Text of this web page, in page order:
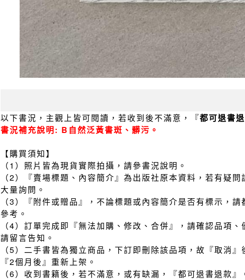
以下書況，主觀上皆可閱讀，若收到後不滿意，『都可退書
書況補充說明: B自然泛黃書斑、髒污。
【購買須知】
（1）照片皆為現貨實際拍攝，請參書況說明。
（2）『賣場標題、內容簡介』為出版社原本資料，若有疑
大量詢問。
（3）『附件或贈品』，不論標題或內容簡介是否有標示，
參考。
（4）訂單完成即『無法加購、修改、合併』，請確認品項
請留言告知。
（5）二手書皆為獨立商品，下訂即刪除該品項，故『取消
『2個月後』重新上架。
（6）收到書籍後，若不滿意，或有缺漏，『都可退書退款』